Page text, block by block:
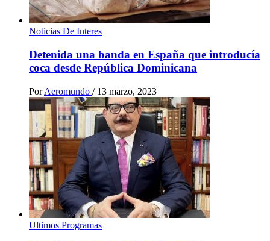
Noticias De Interes
Detenida una banda en España que introducía
coca desde República Dominicana
Por Aeromundo / 13 marzo, 2023
Ultimos Programas